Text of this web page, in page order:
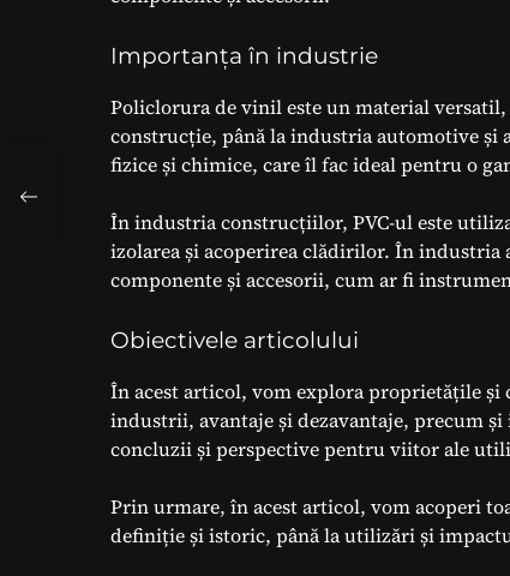
Importanța în industrie
Policlorura de vinil este un material
construcție, până la industria automotive și
fizice și chimice, care îl fac ideal pentru o
În industria construcțiilor, PVC-ul este
izolarea și acoperirea clădirilor. În
componente și accesorii, cum ar fi
Obiectivele articolului
În acest articol, vom explora proprietățile
industrii, avantaje și dezavantaje, precum
concluzii și perspective pentru viitor ale
Prin urmare, în acest articol, vom acoperi
definiție și istoric, până la utilizări și